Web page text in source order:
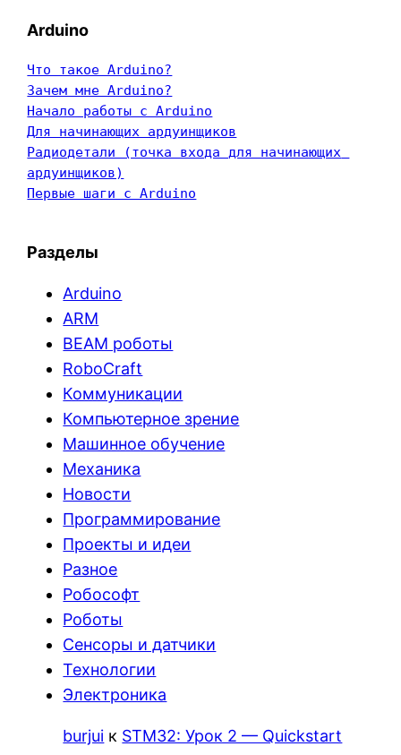
Arduino
Что такое Arduino?
Зачем мне Arduino?
Начало работы с Arduino
Для начинающих ардуинщиков
Радиодетали (точка входа для начинающих
ардуинщиков)
Первые шаги с Arduino
Разделы
Arduino
ARM
BEAM роботы
RoboCraft
Коммуникации
Компьютерное зрение
Машинное обучение
Механика
Новости
Программирование
Проекты и идеи
Разное
Робософт
Роботы
Сенсоры и датчики
Технологии
Электроника
burjui к STM32: Урок 2 — Quickstart